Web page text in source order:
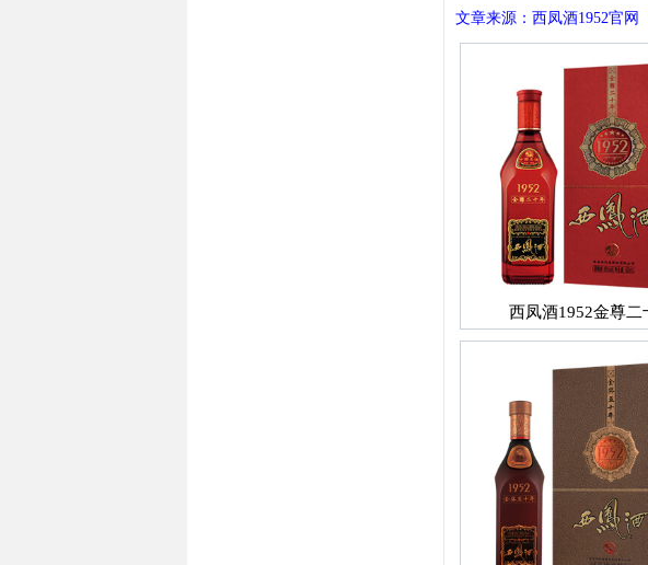
文章来源：西凤酒1952官网
西凤酒1952金尊二